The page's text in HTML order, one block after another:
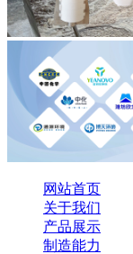
网站首页
关于我们
产品展示
制造能力